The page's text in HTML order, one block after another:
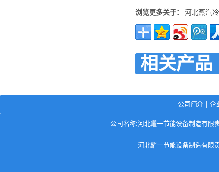
浏览更多关于： 河北蒸汽
相关产品
公司简介 企
公司名称:河北耀一节能设备制造有限
河北耀一节能设备制造有限